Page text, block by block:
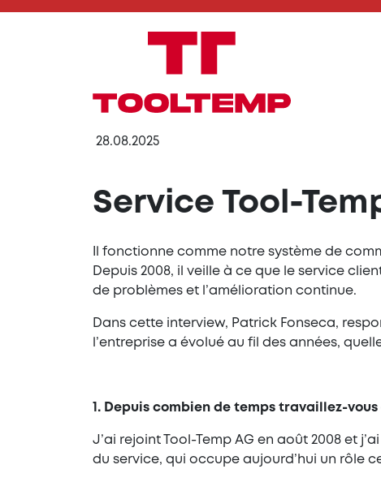
28.08.2025
Service Tool-
Il fonctionne comme notre système de
Depuis 2008, il veille à ce que le service
de problèmes et l’amélioration continue.
Dans cette interview, Patrick Fonseca,
l’entreprise a évolué au fil des années,
1. Depuis combien de temps travaillez-
J’ai rejoint Tool-Temp AG en août 2008 et
du service, qui occupe aujourd’hui un rôle